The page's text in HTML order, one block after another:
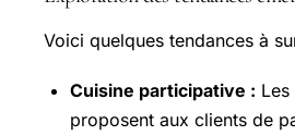
Voici quelques tendances à
Cuisine participative :
proposent aux clients de